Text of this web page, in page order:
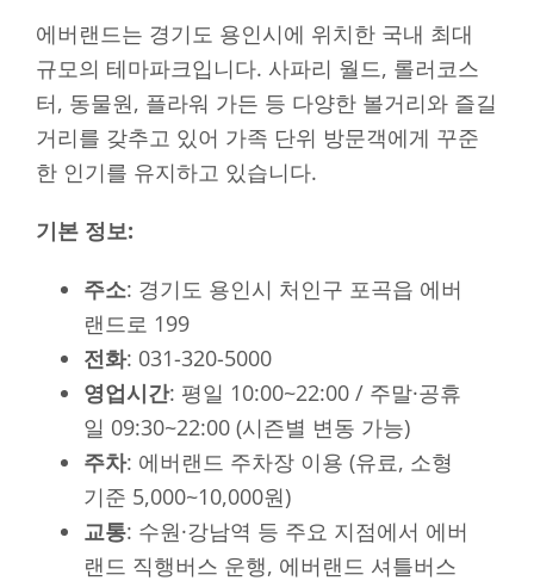
에버랜드는 경기도 용인시에 위치한 국내 최대
규모의 테마파크입니다. 사파리 월드, 롤러코스
터, 동물원, 플라워 가든 등 다양한 볼거리와 즐길
거리를 갖추고 있어 가족 단위 방문객에게 꾸준
한 인기를 유지하고 있습니다.
기본 정보:
주소: 경기도 용인시 처인구 포곡읍 에버
랜드로 199
전화: 031-320-5000
영업시간: 평일 10:00~22:00 / 주말·공휴
일 09:30~22:00 (시즌별 변동 가능)
주차: 에버랜드 주차장 이용 (유료, 소형
기준 5,000~10,000원)
교통: 수원·강남역 등 주요 지점에서 에버
랜드 직행버스 운행, 에버랜드 셔틀버스